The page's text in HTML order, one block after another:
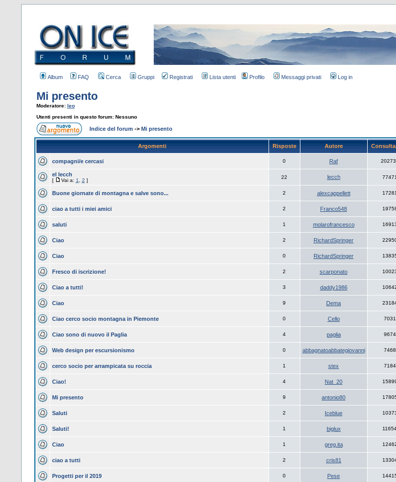
Album FAQ Cerca Gruppi Registrati Lista utenti Profilo Messaggi privati Log in
Mi presento
Moderatore: leo
Utenti presenti in questo forum: Nessuno
Indice del forum -> Mi presento
Argomenti Risposte Autore
compagni/e cercasi 0 Raf
el lecch
[ Vai a: 1 2 ]
22 lecch 77471
Buone giornate di montagna e salve sono... 2 alexcappellett 17281
ciao a tutti i miei amici 2 Franco548
saluti 1 molarofrancesco
Ciao 2 RichardSpringer
Ciao 0 RichardSpringer
Fresco di iscrizione! 2 scarponato
Ciao a tutti! 3 daddy1986
Ciao 9 Dema
Ciao cerco socio montagna in Piemonte 0 Cello 7031
Ciao sono di nuovo il Paglia 4 paglia 9674
Web design per escursionismo 0 abbagnatoabbategiovanni 7468
cerco socio per arrampicata su roccia 1 stex 7184
Ciao! 4 Nat_20
Mi presento 9 antonio80
Saluti 2 Iceblue
Saluti! 1 biglux
Ciao 1 greg.ita
ciao a tutti 2 cris81
Progetti per il 2019 0 Pese